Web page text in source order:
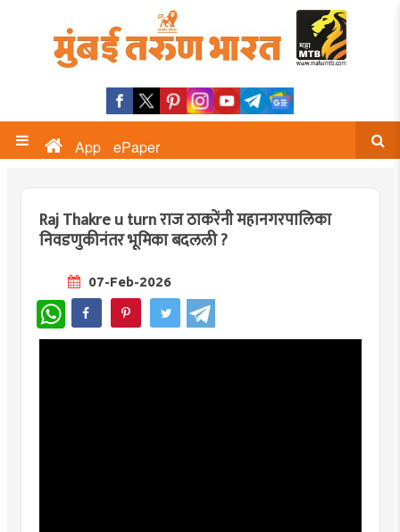
App ePaper
Raj Thakre u turn राज ठाकरेंनी महानगरपालिका
निवडणुकीनंतर भूमिका बदलली ?
07-Feb-2026
WhatsApp